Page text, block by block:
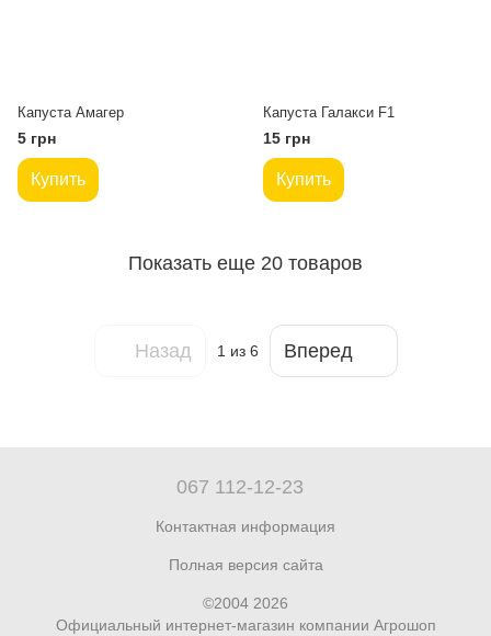
Капуста Амагер
5 грн
Купить
Капуста Галакси F1
15 грн
Купить
Показать еще 20 товаров
Назад 1 из 6 Вперед
067 112-12-23
Контактная информация
Полная версия сайта
©2004 2026
Официальный интернет-магазин компании Агрошоп